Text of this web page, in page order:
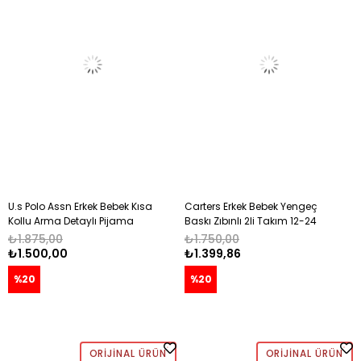
U.s Polo Assn Erkek Bebek Kısa
Kollu Arma Detaylı Pijama
Takımı 1-3 Yaş ÇAĞLA YEŞİLİ
₺1.500,00
₺1.875,00
%20
Carters Erkek Bebek Yengeç
Baskı Zıbınlı 2li Takım 12-24
Ay ORANJ
₺1.399,86
₺1.750,00
%20
ORIJINAL ÜRÜN ORIJINAL ÜRÜN